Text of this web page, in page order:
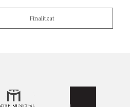
Finalitzat